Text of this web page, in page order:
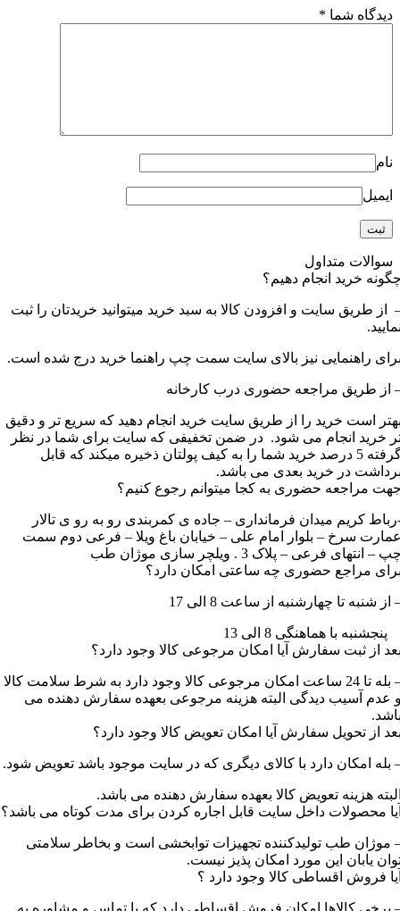
دیدگاه شما *
نام
ایمیل
سوالات متداول
خرید انجام دهیم؟
از طریق سایت و افزودن کالا به سبد خرید میتوانید خریدتان را ثبت
راهنمایی نیز بالای سایت سمت چپ راهنما خرید درج شده است.
از طریق مراجعه حضوری درب کارخانه
است خرید را از طریق سایت خرید انجام دهید که سریع تر و دقیق
خرید انجام می شود. در ضمن تخفیفی که سایت برای شما در نظر
گرفته 5 درصد خرید شما را به کیف پولتان ذخیره میکند که قابل
در خرید بعدی می باشد.
مراجعه حضوری به کجا میتوانم رجوع کنیم؟
رباط کریم میدان فرمانداری – جاده ی کمربندی رو به رو ی تالار
سرخ – بلوار امام علی – خیابان باغ ویلا – فرعی دوم سمت
– انتهای فرعی – پلاک 3 . ویلچر سازی موژان طب
مراجع حضوری چه ساعتی امکان دارد؟
از شنبه تا چهارشنبه از ساعت 8 الی 17
با هماهنگی 8 الی 13
از ثبت سفارش آیا امکان مرجوعی کالا وجود دارد؟
– بله تا 24 ساعت امکان مرجوعی کالا وجود دارد به شرط سلامت کالا
عدم آسیب دیدگی البته هزینه مرجوعی بعهده سفارش دهنده می
از تحویل سفارش آیا امکان تعویض کالا وجود دارد؟
بله امکان دارد با کالای دیگری که در سایت موجود باشد تعویض شود.
هزینه تعویض کالا بعهده سفارش دهنده می باشد.
محصولات داخل سایت قابل اجاره کردن برای مدت کوتاه می باشد؟
موژان طب تولیدکننده تجهیزات توابخشی است و بخاطر سلامتی
یابان این مورد امکان پذیز نیست.
فروش اقساطی کالا وجود دارد ؟